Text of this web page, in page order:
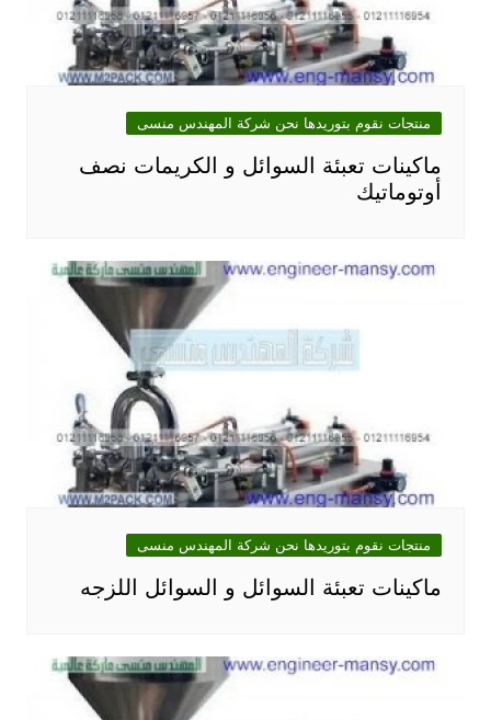
منتجات نقوم بتوريدها نحن شركة المهندس منسى
ماكينات تعبئة السوائل و الكريمات نصف
أوتوماتيك
منتجات نقوم بتوريدها نحن شركة المهندس منسى
ماكينات تعبئة السوائل و السوائل اللزجه